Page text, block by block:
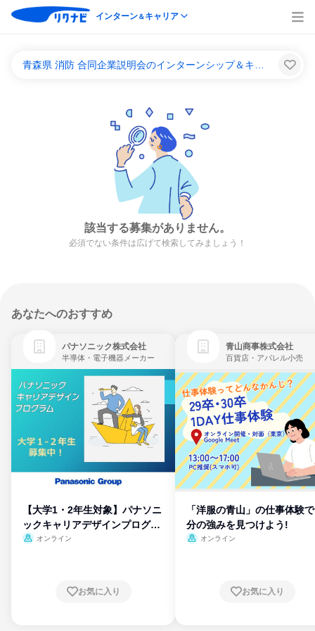
インターン＆キャリア
該当する募集がありません。
必須でない条件は広げて検索してみましょう！
あなたへのおすすめ
パナソニック株式会社
半導体・電子機器メーカー
【大学1・2年生対象】パナソニ
ックキャリアデザインプログラ
ム
オンライン
お気に入り
青山商事株式会社
百貨店・アパレル小売
「洋服の青山」の仕事体験
分の強みを見つけよう!
オンライン
お気に入り